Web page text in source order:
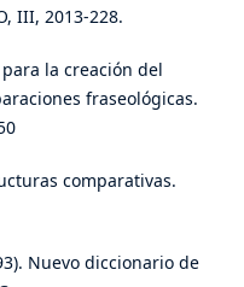
III, 2013-228.
la creación del
fraseológicas.
comparativas.
Nuevo diccionario de